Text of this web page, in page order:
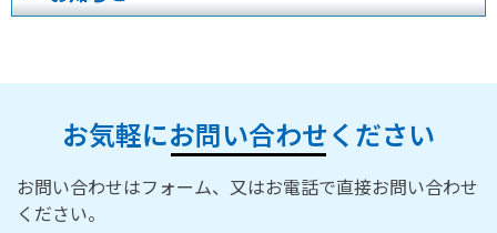
お気軽にお問い合わせください
お問い合わせはフォーム、又はお電話で直接お問い合わせ
ください。